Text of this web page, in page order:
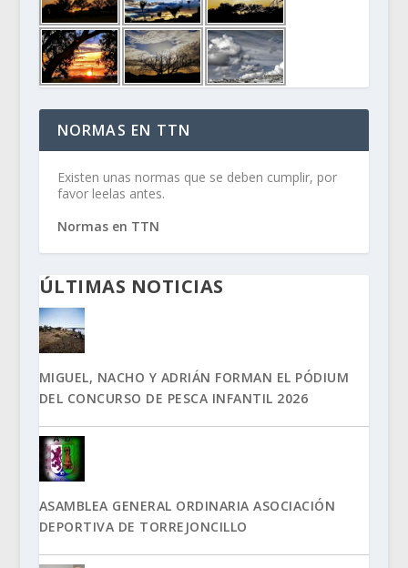
NORMAS EN TTN
Existen unas normas que se deben cumplir, por
favor leelas antes.
Normas en TTN
ÚLTIMAS NOTICIAS
MIGUEL, NACHO Y ADRIÁN FORMAN EL PÓDIUM
DEL CONCURSO DE PESCA INFANTIL 2026
ASAMBLEA GENERAL ORDINARIA ASOCIACIÓN
DEPORTIVA DE TORREJONCILLO